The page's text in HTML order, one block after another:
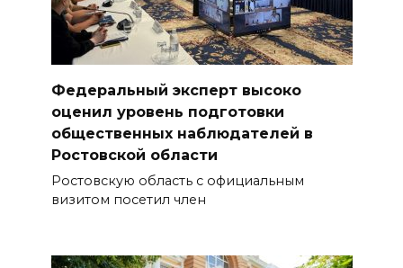
Федеральный эксперт высоко
оценил уровень подготовки
общественных наблюдателей в
Ростовской области
Ростовскую область с официальным
визитом посетил член